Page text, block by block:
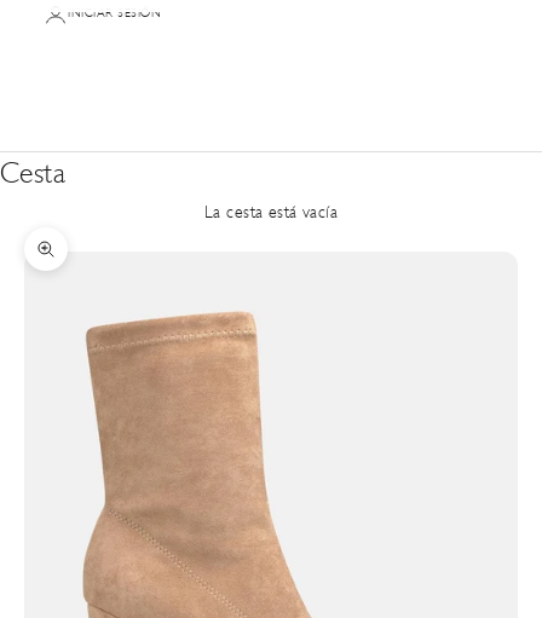
INICIAR SESIÓN
Cesta
La cesta está vacía
Zoom